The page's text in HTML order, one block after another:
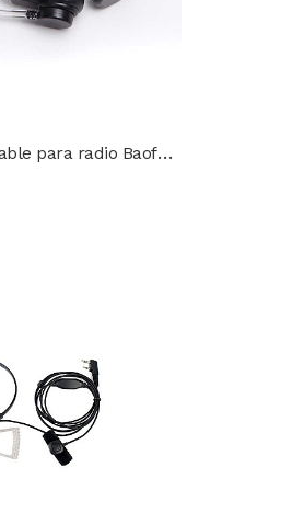
Laringófono ajustable para radio Baofeng / Keenwood